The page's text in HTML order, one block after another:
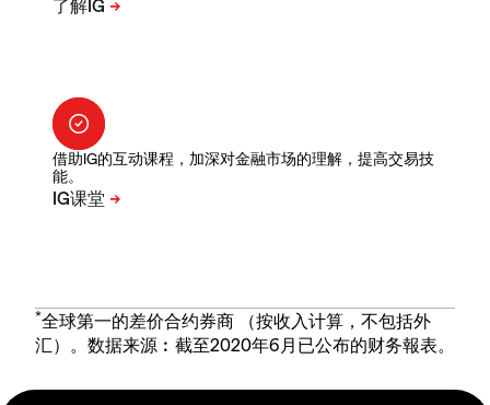
借助IG的互动课程，加深对金融市场的理解，提高交易技
能。
*全球第一的差价合约券商 （按收入计算，不包括外
汇）。数据来源︰截至2020年6月已公布的财务報表。